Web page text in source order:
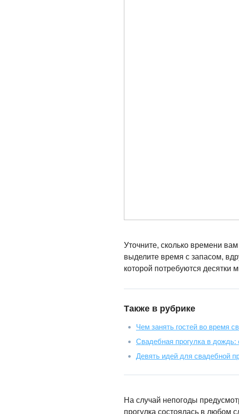
Уточните, сколько времени
выделите время с запасом,
которой потребуются десятки
Также в рубрике
Чем занять гостей во время
Свадебная прогулка в дождь:
Девять идей для свадебной
На случай непогоды
прогулка состоялась в любом